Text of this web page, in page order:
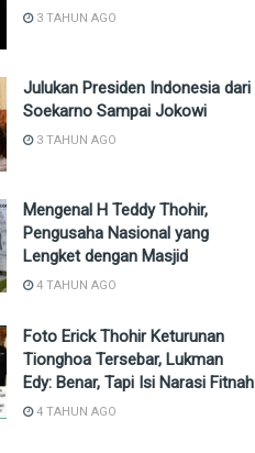
3 TAHUN AGO
Julukan Presiden Indonesia dari
Soekarno Sampai Jokowi
3 TAHUN AGO
Mengenal H Teddy Thohir,
Pengusaha Nasional yang
Lengket dengan Masjid
4 TAHUN AGO
Foto Erick Thohir Keturunan
Tionghoa Tersebar, Lukman
Edy: Benar, Tapi Isi Narasi Fitnah
4 TAHUN AGO